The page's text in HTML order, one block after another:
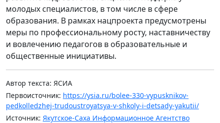
молодых специалистов, в том числе в сфере
образования. В рамках нацпроекта предусмотрены
меры по профессиональному росту, наставничеству
и вовлечению педагогов в образовательные и
общественные инициативы.
Автор текста: ЯСИА
Первоисточник: https://ysia.ru/bolee-330-vypusknikov-
pedkolledzhej-trudoustroyatsya-v-shkoly-i-detsady-yakutii/
Источник: Якутское-Саха Информационное Агентство